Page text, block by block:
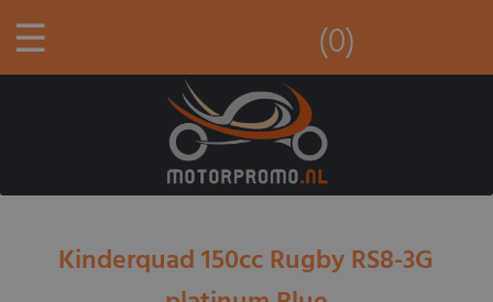
☰ (0)
Kinderquad 150cc Rugby RS8-3G